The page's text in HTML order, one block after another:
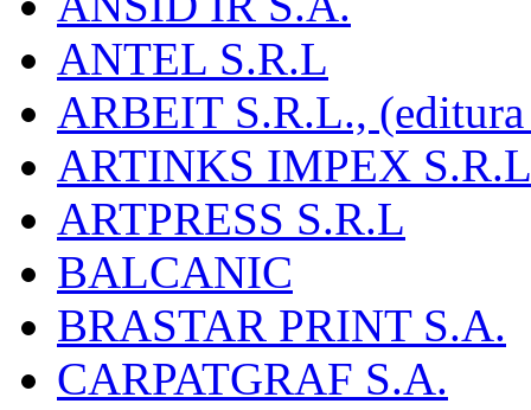
ANTEL S.R.L
ARBEIT S.R.L.,
ARTINKS IMPEX
ARTPRESS S.R.L
BALCANIC
BRASTAR PRINT S.A.
CARPATGRAF S.A.